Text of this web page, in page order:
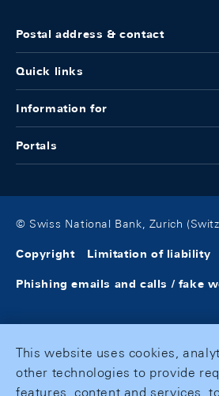
Postal address & contact
Quick links
Information for
Portals
© Swiss National Bank, Zurich
Copyright Limitation of liability
Phishing emails and calls / fake
This website uses cookies,
other technologies to provide
features, content and services,